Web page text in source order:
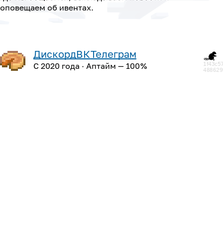
оповещаем об ивентах.
ДискордВКТелеграм
С 2020 года · Аптайм — 100 %